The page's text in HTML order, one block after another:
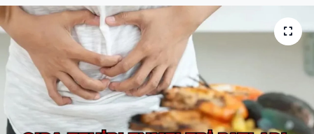
Resmi İlan
Sağlık & Yaşam
Siyaset